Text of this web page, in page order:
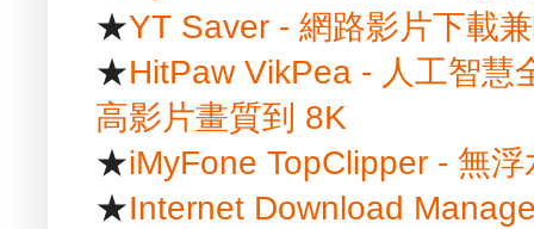
★YT Saver - 網路影片下載
★HitPaw VikPea - 人工智慧
高影片畫質到 8K
★iMyFone TopClipper - 無
★Internet Download